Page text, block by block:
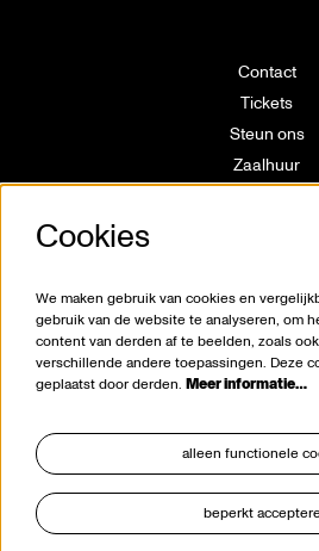
Contact
Tickets
Steun ons
Zaalhuur
Huisregels
blijf op de
Cookies
We maken gebruik van cookies en
gebruik van de website te analyseren, om
content van derden af te beelden, zoals
verschillende andere toepassingen. Deze
geplaatst door derden. Meer informatie…
alleen functionele
beperkt